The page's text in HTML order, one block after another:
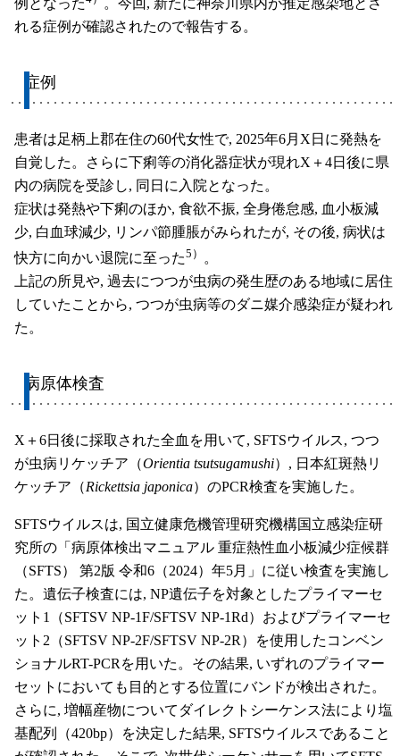
例となった
。今回, 新たに神奈川県内が推定感染地とさ
れる症例が確認されたので報告する。
症例
患者は足柄上郡在住の60代女性で, 2025年6月X日に発熱を
自覚した。さらに下痢等の消化器症状が現れX＋4日後に県
内の病院を受診し, 同日に入院となった。
症状は発熱や下痢のほか, 食欲不振, 全身倦怠感, 血小板減
少, 白血球減少, リンパ節腫脹がみられたが, その後, 病状は
快方に向かい退院に至った5）
。
上記の所見や, 過去につつが虫病の発生歴のある地域に居住
していたことから, つつが虫病等のダニ媒介感染症が疑われ
た。
病原体検査
X＋6日後に採取された全血を用いて, SFTSウイルス, つつ
が虫病リケッチア（Orientia tsutsugamushi）, 日本紅斑熱リ
ケッチア（Rickettsia japonica）のPCR検査を実施した。
SFTSウイルスは, 国立健康危機管理研究機構国立感染症研
究所の「病原体検出マニュアル 重症熱性血小板減少症候群
（SFTS） 第2版 令和6（2024）年5月」に従い検査を実施し
た。遺伝子検査には, NP遺伝子を対象としたプライマーセ
ット1（SFTSV NP-1F/SFTSV NP-1Rd）およびプライマーセ
ット2（SFTSV NP-2F/SFTSV NP-2R）を使用したコンベン
ショナルRT-PCRを用いた。その結果, いずれのプライマー
セットにおいても目的とする位置にバンドが検出された。
さらに, 増幅産物についてダイレクトシーケンス法により塩
基配列（420bp）を決定した結果, SFTSウイルスであること